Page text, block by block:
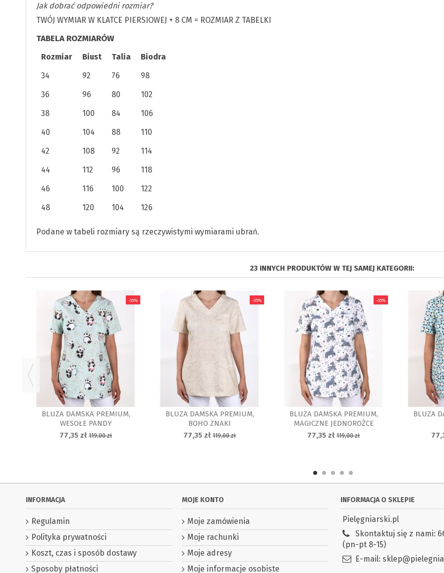
Jak dobrać odpowiedni rozmiar?
TWÓJ WYMIAR W KLATCE PIERSIOWEJ + 8 CM = ROZMIAR Z TABELKI
TABELA ROZMIARÓW
Rozmiar Biust Talia
Biodra
34
92 76
98
36
96 80
102
38
100 84
106
40
104 88
110
42
108 92
114
44
112 96
118
46
116 100
122
48
120 104 126
Podane w tabeli rozmiary są rzeczywistymi wymiarami ubrań.
23 INNYCH PRODUKTÓW W TEJ SAMEJ KATEGORII:
-35%
BLUZA DAMSKA PREMIUM,
WESOŁE PANDY
77,35 zł 119,00 zł
-35%
BLUZA DAMSKA PREMIUM,
BOHO ZNAKI
77,35 zł 119,00 zł
-35%
BLUZA DAMSKA PREMIUM,
MAGICZNE JEDNOROŻCE
77,35 zł 119,00 zł
BLUZA
INFORMACJA
Regulamin
Polityka prywatności
Koszt, czas i sposób dostawy
Sposoby płatności
MOJE KONTO
Moje zamówienia
Moje rachunki
Moje adresy
Moje informacje osobiste
INFORMACJA O SKLEPIE
Pielęgniarski.pl
Skontaktuj się z nami:
(pn-pt 8-15)
E-mail: